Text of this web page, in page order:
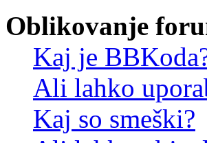
Oblikovanje
Kaj je
Ali lahko
Kaj so smeški?